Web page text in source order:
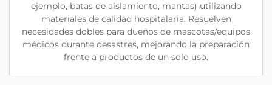
ejemplo, batas de aislamiento, mantas) utilizando
materiales de calidad hospitalaria. Resuelven
necesidades dobles para dueños de mascotas/equipos
médicos durante desastres, mejorando la preparación
frente a productos de un solo uso.